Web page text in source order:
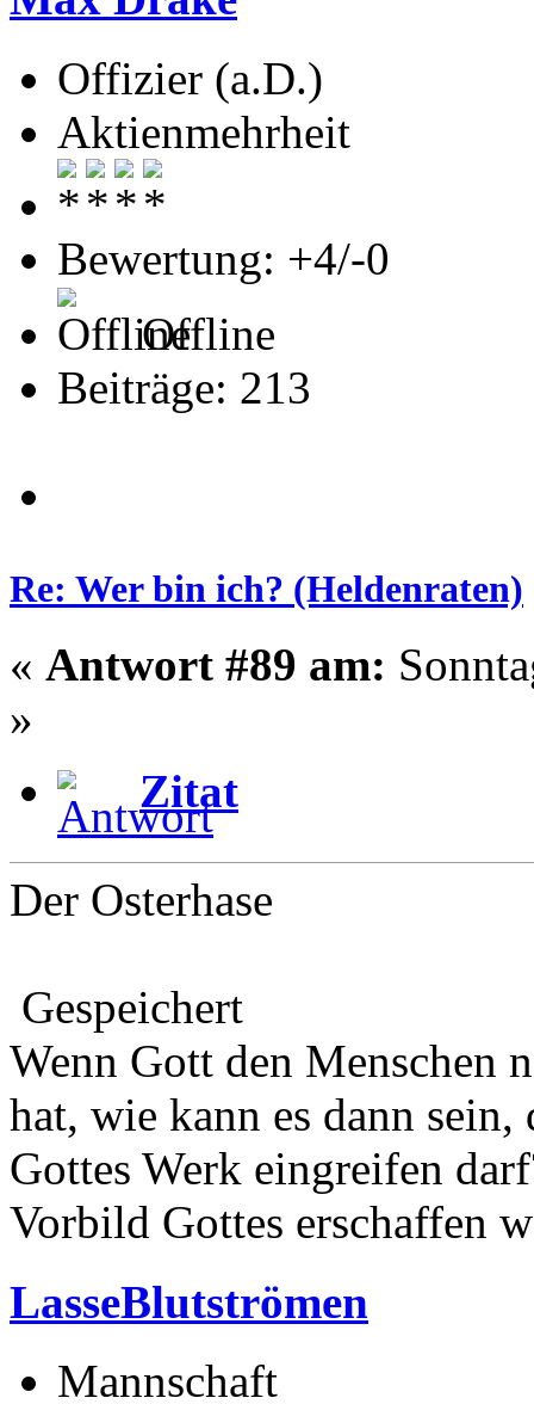
Offizier (a.D.)
Aktienmehrheit
Bewertung: +4/-0
Offline
Beiträge: 213
Re: Wer bin ich? (Heldenraten)
« Antwort #89 am:
»
Zitat
Der Osterhase
Gespeichert
Wenn Gott den Menschen
hat, wie kann es dann
Gottes Werk eingreifen
Vorbild Gottes erschaffen
LasseBlutströmen
Mannschaft